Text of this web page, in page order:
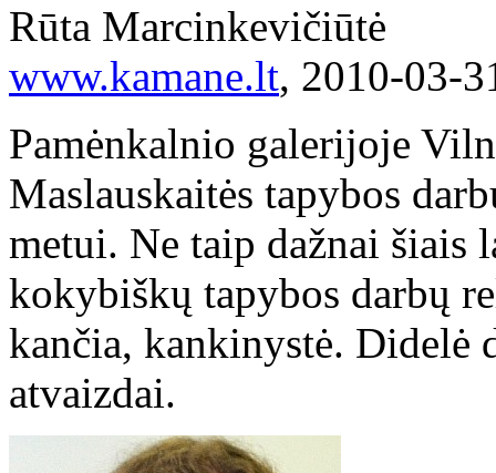
Rūta Marcinkevičiūtė
www.kamane.lt, 2010-03-
Pamėnkalnio galerijoje
Maslauskaitės tapybos
metui. Ne taip dažnai šiais
kokybiškų tapybos darbų
kančia, kankinystė. Didelė
atvaizdai.